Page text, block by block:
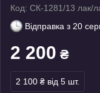
Код: СК-1281/13 лак/
Відправка з 20
2 200 ₴
2 100 ₴ від 5 шт.